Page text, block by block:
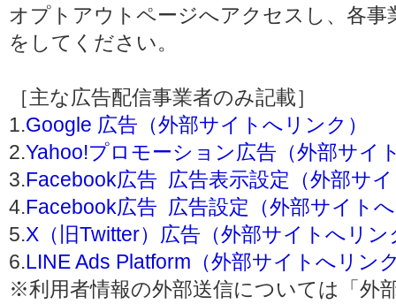
オプトアウトページへアクセスし、各
をしてください。
［主な広告配信事業者のみ記載］
1.Google 広告（外部サイトへリンク）
2.Yahoo!プロモーション広告（外部サイ
3.Facebook広告 広告表示設定（外部サ
4.Facebook広告 広告設定（外部サイト
5.X（旧Twitter）広告（外部サイトへリン
6.LINE Ads Platform（外部サイトへリン
※利用者情報の外部送信については「外